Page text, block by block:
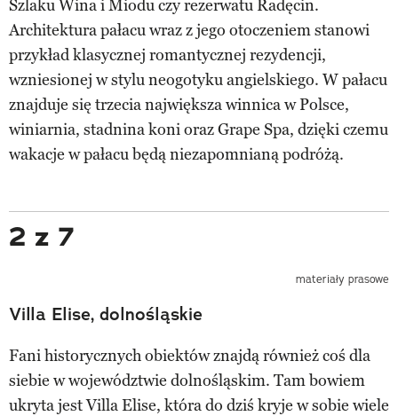
Szlaku Wina i Miodu czy rezerwatu Radęcin.
Architektura pałacu wraz z jego otoczeniem stanowi
przykład klasycznej romantycznej rezydencji,
wzniesionej w stylu neogotyku angielskiego. W pałacu
znajduje się trzecia największa winnica w Polsce,
winiarnia, stadnina koni oraz Grape Spa, dzięki czemu
wakacje w pałacu będą niezapomnianą podróżą.
2 z 7
materiały prasowe
Villa Elise, dolnośląskie
Fani historycznych obiektów znajdą również coś dla
siebie w województwie dolnośląskim. Tam bowiem
ukryta jest Villa Elise, która do dziś kryje w sobie wiele